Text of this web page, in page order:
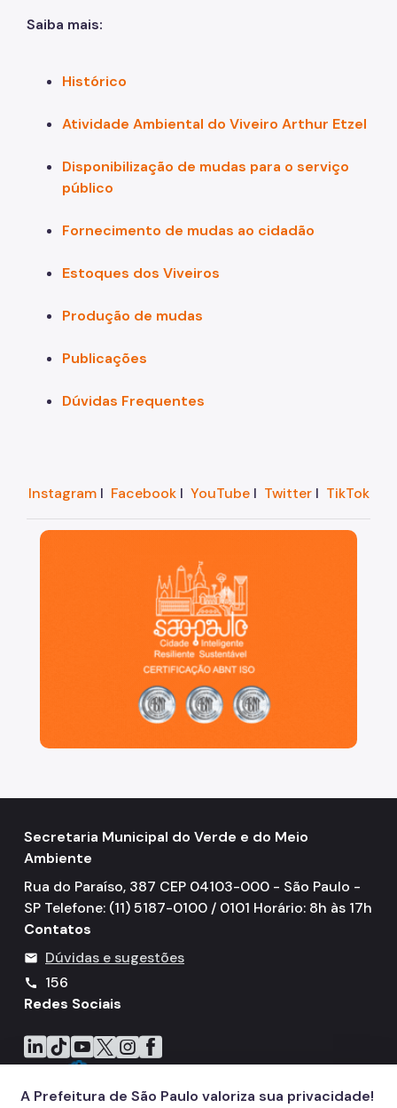
Programas
Município VerdeAzul
Legislação
Biblioteca
Saiba mais:
Histórico
Atividade Ambiental do Viveiro Arthur Etzel
Disponibilização de mudas para o serviço
público
Fornecimento de mudas ao cidadão
Estoques dos Viveiros
Produção de mudas
Publicações
Dúvidas Frequentes
InstagramI FacebookI YouTubeI TwitterI TikTok
São Paulo, cidade inteligente, resiliente e sustentável
Secretaria Municipal do Verde e do Meio
Ambiente
Rua do Paraíso, 387 CEP 04103-000 - São Paulo -
SP Telefone: (11) 5187-0100 / 0101 Horário: 8h às 17h
Contatos
mail Dúvidas e sugestões
call
156
Redes Sociais
Icone do LinkedIn
Icone do TikTok
Icone do YouTube
Icone do X
Icone do Instagram
Icone do Facebook
A Prefeitura de São Paulo valoriza sua privacidade!